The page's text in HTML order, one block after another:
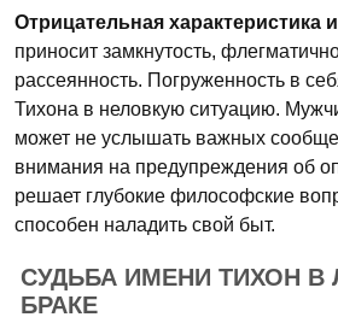
Отрицательная характеристика
приносит замкнутость,
рассеянность. Погруженность в
Тихона в неловкую ситуацию.
может не услышать важных
внимания на предупреждения об
решает глубокие философские
способен наладить свой быт.
СУДЬБА ИМЕНИ ТИХОН В
БРАКЕ